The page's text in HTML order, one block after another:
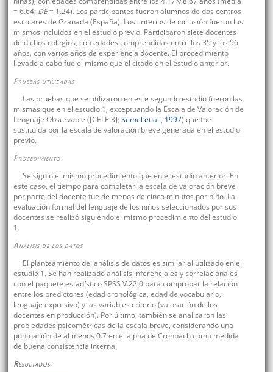
= 6.64; DE= 1.24). Los participantes fueron alumnos de dos centros
escolares de Granada (España). Los criterios de inclusión fueron los
mismos incluidos en el estudio previo. Participaron siete docentes
de dichos colegios, con edades comprendidas entre los 35 y los 56
años, con varios años de experiencia docente. El procedimiento
llevado a cabo fue el mismo que el citado en el estudio anterior.
Pruebas utilizadas
Las pruebas que se utilizaron en este segundo estudio fueron las
mismas que en el estudio 1, exceptuando la Escala de Valoración de
Lenguaje Observable ([CELF-3]; Semel et al., 1997) que fue
sustituida por la escala de valoración breve generada en el estudio
previo.
Procedimiento
Se siguió el mismo procedimiento que en el estudio anterior. En
este caso, el tiempo para completar la escala de valoración breve
por parte del docente fue de menos de cinco minutos por niño. La
evaluación formal del lenguaje de los niños seleccionados por sus
docentes se realizó siguiendo el mismo procedimiento del estudio
1.
Análisis de los datos
El planteamiento del análisis de datos es similar al utilizado en el
estudio 1. Se han realizado análisis inferenciales y correlacionales
con el paquete estadístico SPSS V.22.0 para comprobar la relación
entre los predictores (edad cronológica, edad de vocabulario,
lenguaje expresivo) y las variables criterio (valoración de los
docentes en producción). Por último, también se analizaron las
propiedades psicométricas de la escala breve, considerando una
puntuación de al menos 0.7 en el alpha de Cronbach como medida
de buena consistencia interna.
Resultados